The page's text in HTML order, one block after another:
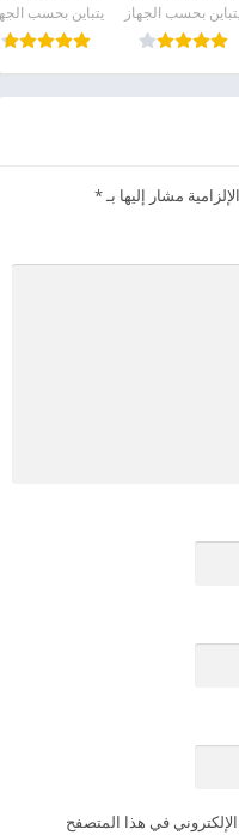
بحسب الجهاز يتباين بحسب
مشار إليها بـ*
في هذا المتصفح